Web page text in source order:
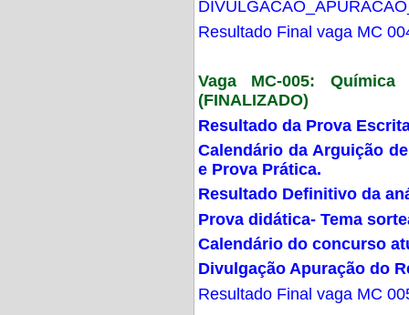
Resultado Final vaga MC
Vaga MC-005:
(FINALIZADO)
Resultado da Prova
Calendário da Arguição
e Prova Prática.
Resultado Definitivo da
Prova didática- Tema
Calendário do concurso
Divulgação Apuração do
Resultado Final vaga MC